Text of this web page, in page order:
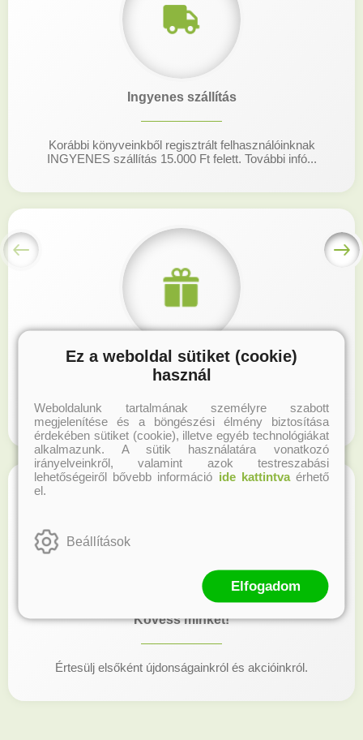
Ingyenes szállítás
Korábbi könyveinkből regisztrált felhasználóinknak
INGYENES szállítás 15.000 Ft felett. További infó...
Hűségprogram
Regisztrálj honlapunkon és gyűjtsd a hűségpontokat!
Kövess minket!
Értesülj elsőként újdonságainkról és akcióinkról.
Ez a weboldal sütiket (cookie)
használ
Weboldalunk tartalmának személyre szabott
megjelenítése és a böngészési élmény biztosítása
érdekében sütiket (cookie), illetve egyéb technológiákat
alkalmazunk. A sütik használatára vonatkozó
irányelveinkről, valamint azok testreszabási
lehetőségeiről bővebb információ ide kattintvaérhető
el.
Beállítások
Elfogadom